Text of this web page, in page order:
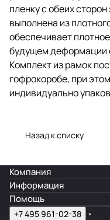
обеспечивает плотное
прилегание и отсутствие в
будущем деформации
содержимого в рамках.
из рамок поставляется в
трехслойном
этом каждая рамка из
индивидуально упакована в
термоусадочную пленку.
пленку с обеих
выполнена из
обеспечивает
будущем деформации
Комплект из рамок
гофрокоробе, при
индивидуально
Назад к списку
Компания
Информация
Помощь
+7 495 961-02-38